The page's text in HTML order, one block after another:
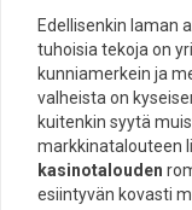
Edellisenkin laman
tuhoisia tekoja on
kunniamerkein ja
valheista on
kuitenkin syytä
markkinatalouteen
kasinotalouden
esiintyvän kovasti